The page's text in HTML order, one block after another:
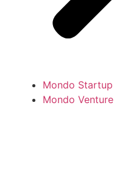
Mondo Startup
Mondo Venture